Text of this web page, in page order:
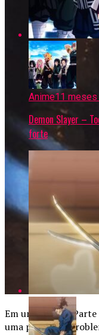
Em um filler da
uma parede. O
Anime11 meses
Demon Slayer –
forte